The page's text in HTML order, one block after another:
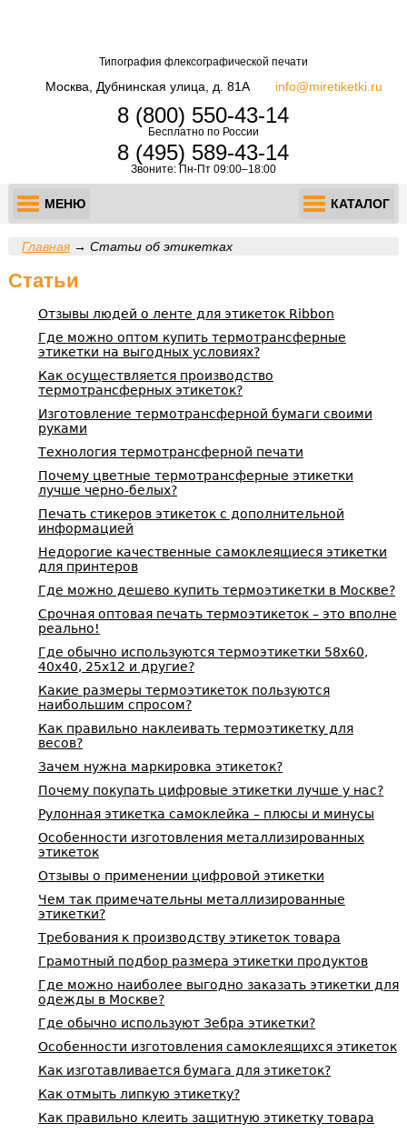
Типография флексографической печати
Москва, Дубнинская улица, д. 81А info@miretiketki.ru
8 (800) 550-43-14
Бесплатно по России
8 (495) 589-43-14
Звоните: Пн-Пт 09:00–18:00
МЕНЮ КАТАЛОГ
Главная→ Статьи об этикетках
Статьи
Отзывы людей о ленте для этикеток Ribbon
Где можно оптом купить термотрансферные
этикетки на выгодных условиях?
Как осуществляется производство
термотрансферных этикеток?
Изготовление термотрансферной бумаги своими
руками
Технология термотрансферной печати
Почему цветные термотрансферные этикетки
лучше черно-белых?
Печать стикеров этикеток с дополнительной
информацией
Недорогие качественные самоклеящиеся этикетки
для принтеров
Где можно дешево купить термоэтикетки в Москве?
Срочная оптовая печать термоэтикеток – это вполне
реально!
Где обычно используются термоэтикетки 58х60,
40х40, 25х12 и другие?
Какие размеры термоэтикеток пользуются
наибольшим спросом?
Как правильно наклеивать термоэтикетку для
весов?
Зачем нужна маркировка этикеток?
Почему покупать цифровые этикетки лучше у нас?
Рулонная этикетка самоклейка – плюсы и минусы
Особенности изготовления металлизированных
этикеток
Отзывы о применении цифровой этикетки
Чем так примечательны металлизированные
этикетки?
Требования к производству этикеток товара
Грамотный подбор размера этикетки продуктов
Где можно наиболее выгодно заказать этикетки для
одежды в Москве?
Где обычно используют Зебра этикетки?
Особенности изготовления самоклеящихся этикеток
Как изготавливается бумага для этикеток?
Как отмыть липкую этикетку?
Как правильно клеить защитную этикетку товара